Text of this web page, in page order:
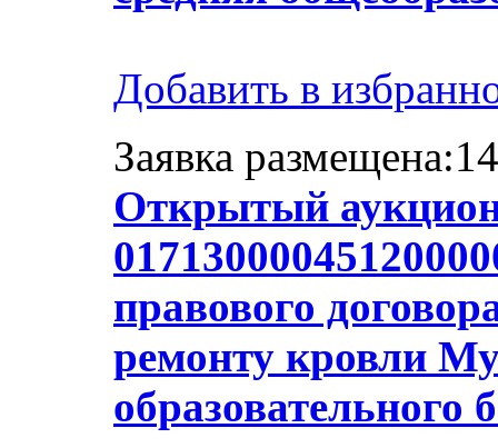
Добавить в
Заявка
Открытый
правового
ремонту кровли